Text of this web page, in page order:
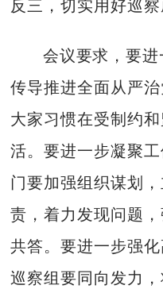
反三，切实用好巡察
会议要求，要
传导推进全面从严
大家习惯在受制约
活。要进一步凝聚
门要加强组织谋划
责，着力发现问题
共答。要进一步强
巡察组要同向发力